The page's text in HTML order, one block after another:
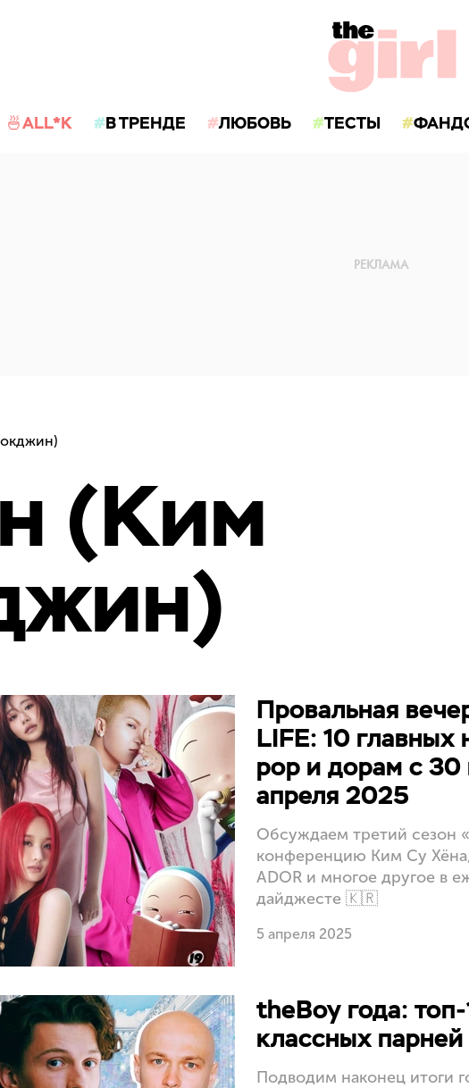
🍜ALL*K В ТРЕНДЕ ЛЮБОВЬ ТЕСТЫ
(Ким
Провальная
LIFE: 10 главных
pop и дорам с 30
апреля 2025
Обсуждаем третий сезон
конференцию Ким Су
ADOR и многое другое в
дайджесте 🇰🇷
5 апреля 2025
theBoy года:
классных
Подводим наконец итоги